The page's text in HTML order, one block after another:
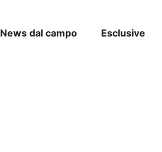
News dal campo Esclusive